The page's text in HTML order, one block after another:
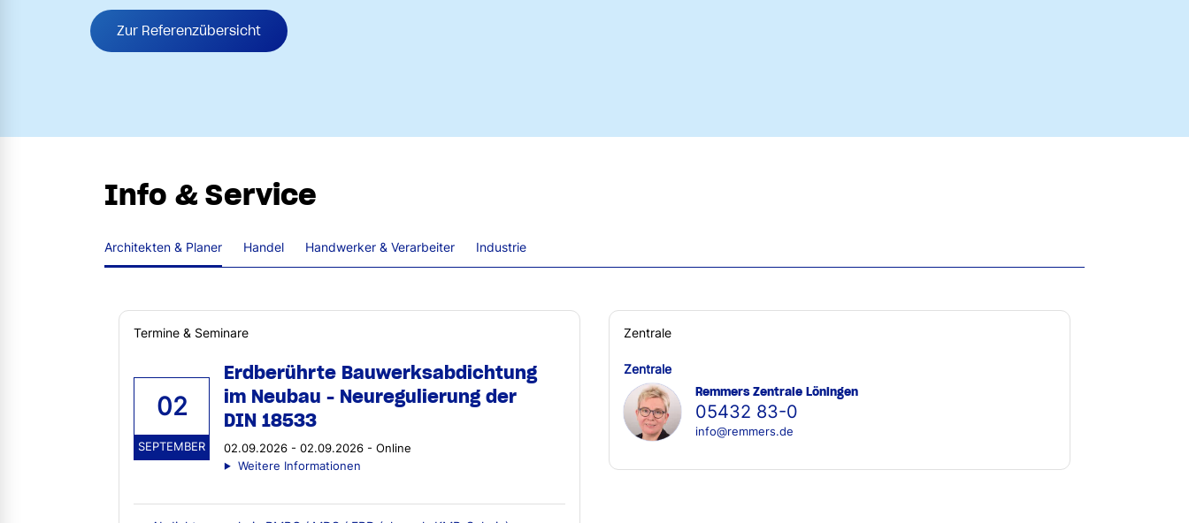
Zur Referenzübersicht
Info & Service
Architekten & Planer Handel Handwerker & Verarbeiter Industrie
Termine & Seminare
02
SEPTEMBER
Erdberührte Bauwerksabdichtung
im Neubau - Neuregulierung der
DIN 18533
02.09.2026 - 02.09.2026 - Online
Weitere Informationen
Zentrale
Zentrale
Remmers Zentrale Löningen
05432 83-0
info@remmers.de